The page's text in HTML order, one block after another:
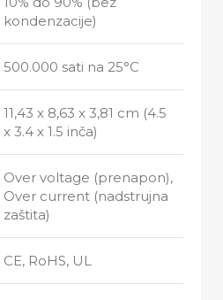
kondenzacije)
500.000 sati na 25°C
11,43 x 8,63 x 3,81 cm (4.5
x 3.4 x 1.5 inča)
Over voltage (prenapon),
Over current (nadstrujna
zaštita)
CE, RoHS, UL